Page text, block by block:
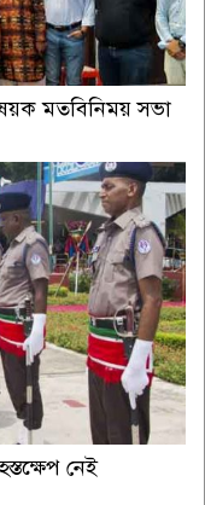
মতবিনিময় সভা
নেই